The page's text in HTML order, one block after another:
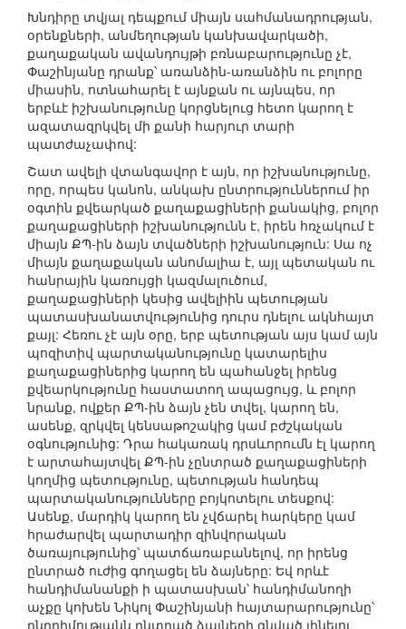
Խնդիրը տվյալ դեպքում միայն սահմանադրության,
օրենքների, անմեղության կանխավարկածի,
քաղաքական ավանդույթի բռնաբարությունը չէ,
Փաշինյանը դրանք՝ առանձին-առանձին ու բոլորը
միասին, ոտնահարել է այնքան ու այնպես, որ
երբևէ իշխանությունը կորցնելուց հետո կարող է
ազատազրկվել մի քանի հարյուր տարի
պատժաչափով:
Շատ ավելի վտանգավոր է այն, որ իշխանությունը,
որը, որպես կանոն, անկախ ընտրություններում իր
օգտին քվեարկած քաղաքացիների քանակից, բոլոր
քաղաքացիների իշխանությունն է, իրեն հռչակում է
միայն ՔՊ-ին ձայն տվածների իշխանություն: Սա ոչ
միայն քաղաքական անոմալիա է, այլ պետական ու
հանրային կառույցի կազմալուծում,
քաղաքացիների կեսից ավելիին պետության
պատասխանատվությունից դուրս դնելու ակնհայտ
քայլ: Հեռու չէ այն օրը, երբ պետության այս կամ այն
պոզիտիվ պարտականությունը կատարելիս
քաղաքացիներից կարող են պահանջել իրենց
քվեարկությունը հաստատող ապացույց, և բոլոր
նրանք, ովքեր ՔՊ-ին ձայն չեն տվել, կարող են,
ասենք, զրկվել կենսաթոշակից կամ բժշկական
օգնությունից: Դրա հակառակ դրսևորումն էլ կարող
է արտահայտվել ՔՊ-ին չընտրած քաղաքացիների
կողմից պետությունը, պետության հանդեպ
պարտականությունները բոյկոտելու տեսքով:
Ասենք, մարդիկ կարող են չվճարել հարկերը կամ
հրաժարվել պարտադիր զինվորական
ծառայությունից՝ պատճառաբանելով, որ իրենց
ընտրած ուժից գողացել են ձայները: Եվ որևէ
հանդիմանանքի ի պատասխան՝ հանդիմանողի
աչքը կոխեն Նիկոլ Փաշինյանի հայտարարությունը՝
ընդդիմությանն ընտրած ձայների գնված լինելու